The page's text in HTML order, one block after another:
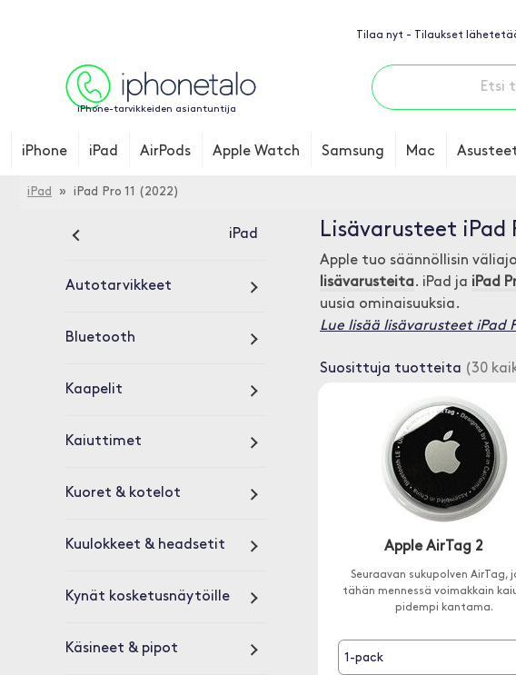
Tilaa nyt - Tilaukset
iPhone-tarvikkeiden asiantuntija
iPhone iPad AirPods Apple Watch Samsung Mac
iPad » iPad Pro 11 (2022)
iPad
Autotarvikkeet
Bluetooth
Kaapelit
Kaiuttimet
Kuoret & kotelot
Kuulokkeet & headsetit
Kynät kosketusnäytöille
Käsineet & pipot
Lisävarusteet iPad
Apple tuo säännöllisin
lisävarusteita. iPad ja iPad
uusia ominaisuuksia.
Lue lisää lisävarusteet iPad
Suosittuja tuotteita (30
Apple AirTag 2
Seuraavan sukupolven AirTag,
tähän mennessä voimakkain
pidempi kantama.
1-pack